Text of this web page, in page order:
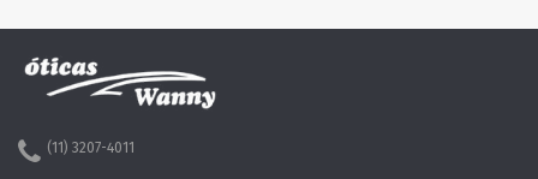
(11) 3207-4011